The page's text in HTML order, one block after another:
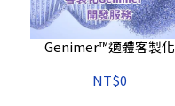
Genimer™適體客製化
NT$0